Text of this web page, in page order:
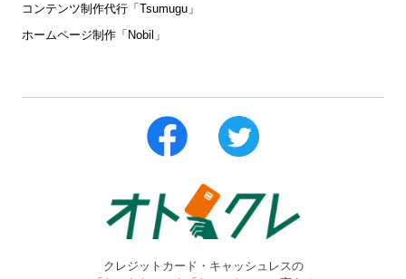
コンテンツ制作代行「Tsumugu」
ホームページ制作「Nobil」
クレジットカード・キャッシュレスの